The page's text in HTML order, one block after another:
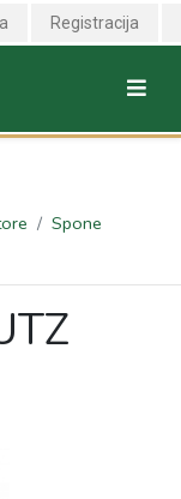
rezervni-delovi-
/>
Registracija
Spone